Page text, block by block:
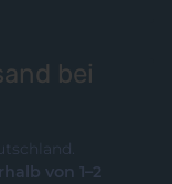
bei
von 1–2